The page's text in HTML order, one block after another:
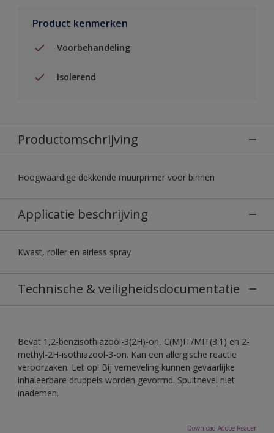
Product kenmerken
Voorbehandeling
Isolerend
Productomschrijving
Hoogwaardige dekkende muurprimer voor binnen
Applicatie beschrijving
Kwast, roller en airless spray
Technische & veiligheidsdocumentatie
Bevat 1,2-benzisothiazool-3(2H)-on, C(M)IT/MIT(3:1) en 2-
methyl-2H-isothiazool-3-on. Kan een allergische reactie
veroorzaken. Let op! Bij verneveling kunnen gevaarlijke
inhaleerbare druppels worden gevormd. Spuitnevel niet
inademen.
Download Adobe Reader